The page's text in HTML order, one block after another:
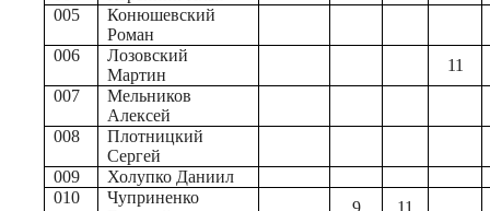
005
Конюшевский
Роман
006
Лозовский
Мартин
11
007
Мельников
Алексей
008
Плотницкий
Сергей
009
Холупко Даниил
010
Чуприненко
9
11